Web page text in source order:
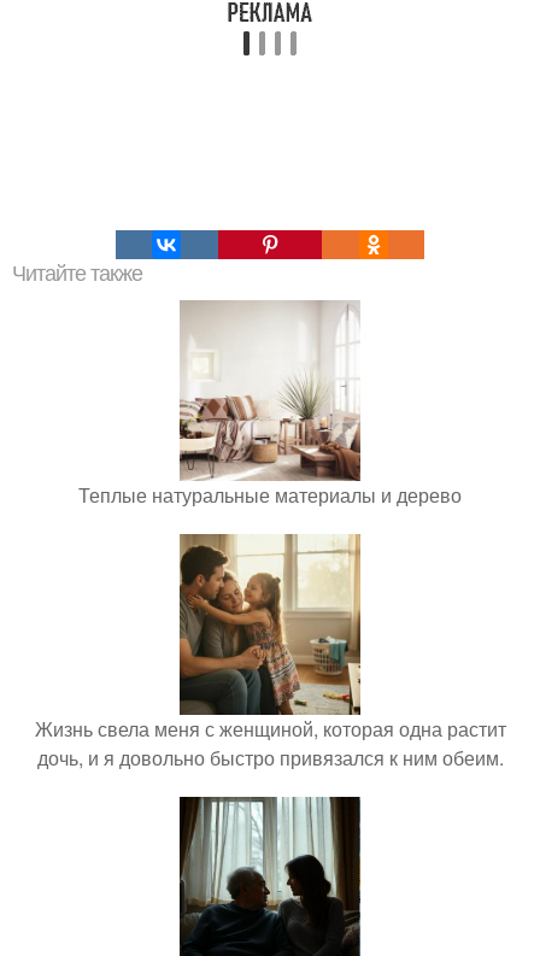
Читайте также
Теплые натуральные материалы и дерево
Жизнь свела меня с женщиной, которая одна растит
дочь, и я довольно быстро привязался к ним обеим.